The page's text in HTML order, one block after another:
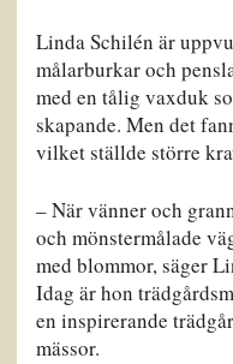
Linda Schilén är
målarburkar och
med en tålig vaxduk
skapande. Men det
vilket ställde större
– När vänner och
och mönstermålade
med blommor, säger
Idag är hon
en inspirerande
mässor.